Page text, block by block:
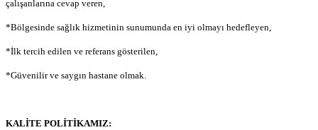
çalışanlarına cevap veren,
*Bölgesinde sağlık hizmetinin sunumunda en iyi olmayı hedefleyen,
*İlk tercih edilen ve referans gösterilen,
*Güvenilir ve saygın hastane olmak.
KALİTE POLİTİKAMIZ: